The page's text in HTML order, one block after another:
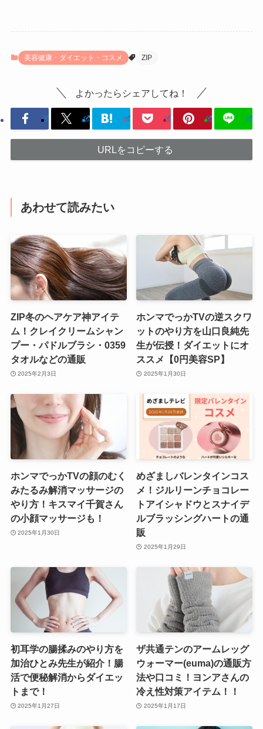
美容健康・ダイエット・コスメ ZIP
よかったらシェアしてね！
URLをコピーする
あわせて読みたい
ZIP冬のヘアケア神アイテ
ム！クレイクリームシャン
プー・パドルブラシ・0359
タオルなどの通販
2025年2月3日
ホンマでっかTVの逆スクワ
ットのやり方を山口良純先
生が伝授！ダイエットにオ
ススメ【0円美容SP】
2025年1月30日
ホンマでっかTVの顔のむく
みたるみ解消マッサージの
やり方！キスマイ千賀さん
の小顔マッサージも！
2025年1月30日
めざましバレンタインコス
メ！ジルリーンチョコレー
トアイシャドウとスナイデ
ルブラッシングハートの通
販
2025年1月29日
初耳学の腸揉みのやり方を
加治ひとみ先生が紹介！腸
活で便秘解消からダイエッ
トまで！
2025年1月27日
ザ共通テンのアームレッグ
ウォーマー(euma)の通販方
法や口コミ！ヨンアさんの
冷え性対策アイテム！！
2025年1月17日